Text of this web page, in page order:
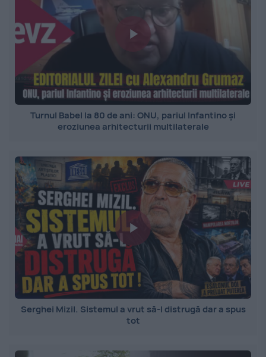
Turnul Babel la 80 de ani: ONU, pariul Infantino și
eroziunea arhitecturii multilaterale
Serghei Mizil. Sistemul a vrut să-l distrugă dar a spus
tot